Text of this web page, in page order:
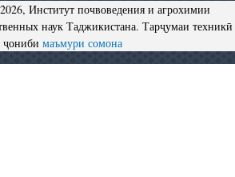
Институт почвоведения и агрохимии
наук Таджикистана. Тарҷумаи техникӣ
ҷониби маъмури сомона